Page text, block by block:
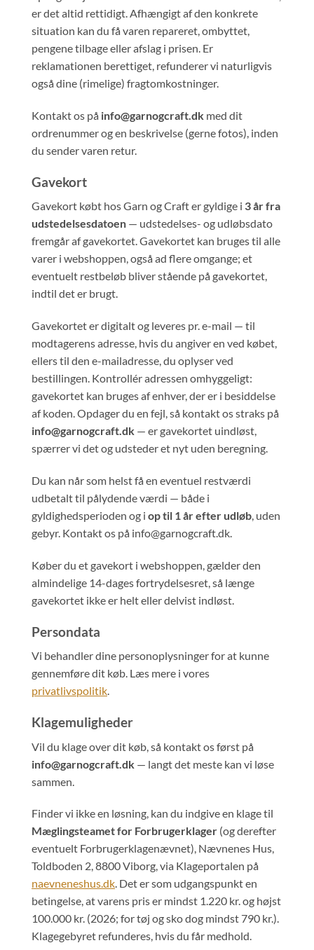
er det altid rettidigt. Afhængigt af den konkrete
situation kan du få varen repareret, ombyttet,
pengene tilbage eller afslag i prisen. Er
reklamationen berettiget, refunderer vi naturligvis
også dine (rimelige) fragtomkostninger.
Kontakt os på info@garnogcraft.dk med dit
ordrenummer og en beskrivelse (gerne fotos), inden
du sender varen retur.
Gavekort
Gavekort købt hos Garn og Craft er gyldige i 3 år fra
udstedelsesdatoen — udstedelses- og udløbsdato
fremgår af gavekortet. Gavekortet kan bruges til alle
varer i webshoppen, også ad flere omgange; et
eventuelt restbeløb bliver stående på gavekortet,
indtil det er brugt.
Gavekortet er digitalt og leveres pr. e-mail — til
modtagerens adresse, hvis du angiver en ved købet,
ellers til den e-mailadresse, du oplyser ved
bestillingen. Kontrollér adressen omhyggeligt:
gavekortet kan bruges af enhver, der er i besiddelse
af koden. Opdager du en fejl, så kontakt os straks på
info@garnogcraft.dk — er gavekortet uindløst,
spærrer vi det og udsteder et nyt uden beregning.
Du kan når som helst få en eventuel restværdi
udbetalt til pålydende værdi — både i
gyldighedsperioden og i op til 1 år efter udløb, uden
gebyr. Kontakt os på info@garnogcraft.dk.
Køber du et gavekort i webshoppen, gælder den
almindelige 14-dages fortrydelsesret, så længe
gavekortet ikke er helt eller delvist indløst.
Persondata
Vi behandler dine personoplysninger for at kunne
gennemføre dit køb. Læs mere i vores
privatlivspolitik.
Klagemuligheder
Vil du klage over dit køb, så kontakt os først på
info@garnogcraft.dk — langt det meste kan vi løse
sammen.
Finder vi ikke en løsning, kan du indgive en klage til
Mæglingsteamet for Forbrugerklager (og derefter
eventuelt Forbrugerklagenævnet), Nævnenes Hus,
Toldboden 2, 8800 Viborg, via Klageportalen på
naevneneshus.dk. Det er som udgangspunkt en
betingelse, at varens pris er mindst 1.220 kr. og højst
100.000 kr. (2026; for tøj og sko dog mindst 790 kr.).
Klagegebyret refunderes, hvis du får medhold.